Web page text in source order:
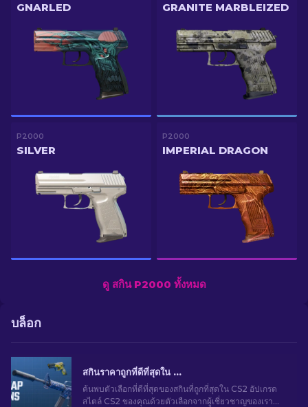
GNARLED GRANITE MARBLEIZED
P2000
SILVER
P2000
IMPERIAL DRAGON
ดู สกิน P2000 ทั้งหมด
บล็อก
สกินราคาถูกที่ดีที่สุดใน CS2 [2026]
ค้นพบตัวเลือกที่ดีที่สุดของสกินที่ถูกที่สุดใน CS2 อัปเกรด
สไตล์ CS2 ของคุณด้วยตัวเลือกจากผู้เชี่ยวชาญของเรา